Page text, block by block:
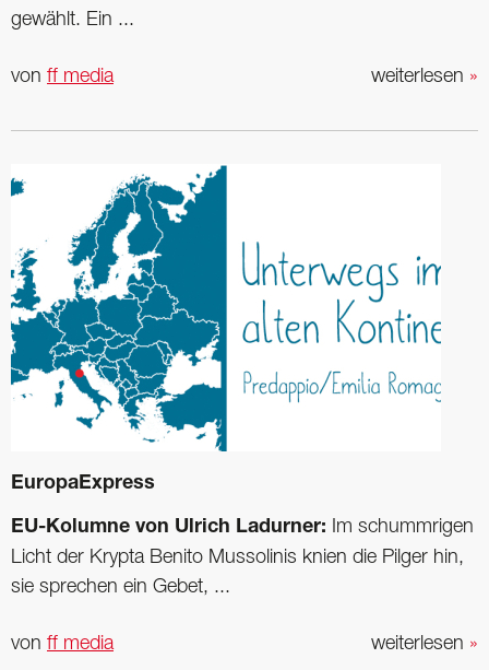
gewählt. Ein ...
weiterlesen »
von ff media
EuropaExpress
EU-Kolumne von Ulrich Ladurner:
Im schummrigen
Licht der Krypta Benito Mussolinis knien die Pilger hin,
sie sprechen ein Gebet, ...
weiterlesen »
von ff media